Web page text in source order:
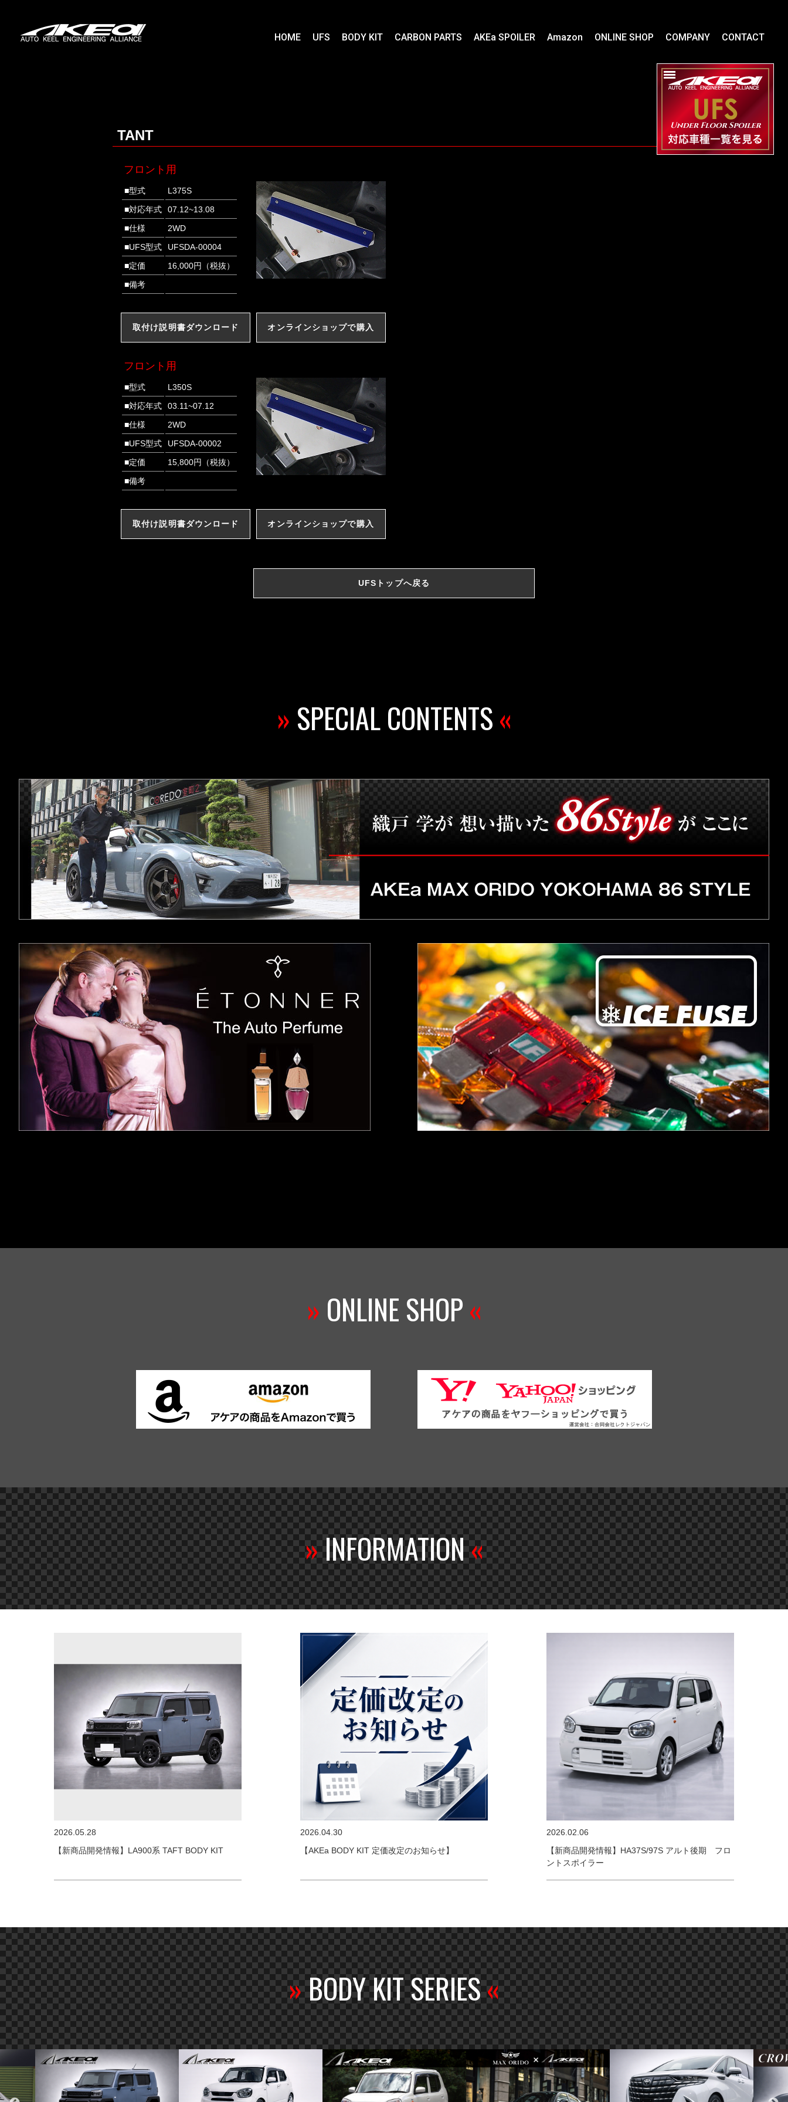
HOME UFS BODY KIT CARBON PARTS AKEa SPOILER Amazon ONLINE SHOP COMPANY CONTACT
TANT
フロント用
■型式
L375S
■対応年式
07.12~13.08
■仕様
2WD
■UFS型式
UFSDA-00004
■定価
16,000円（税抜）
■備考
取付け説明書ダウンロード オンラインショップで購入
フロント用
■型式
L350S
■対応年式
03.11~07.12
■仕様
2WD
■UFS型式
UFSDA-00002
■定価
15,800円（税抜）
■備考
取付け説明書ダウンロード オンラインショップで購入
UFSトップへ戻る
» SPECIAL CONTENTS«
» ONLINE SHOP«
»INFORMATION«
2026.05.28
【新商品開発情報】LA900系 TAFT BODY KIT
2026.04.30
【AKEa BODY KIT 定価改定のお知らせ】
2026.02.06
【新商品開発情報】HA37S/97S アルト後期 フロ
ントスポイラー
»BODY KIT SERIES«